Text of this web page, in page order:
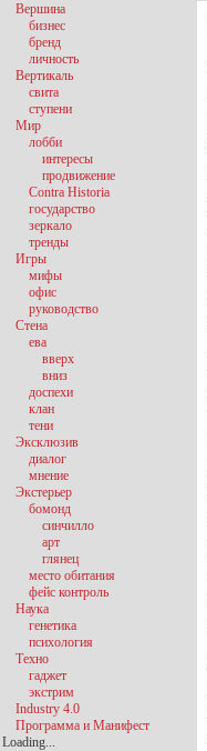
Вершина
бизнес
бренд
личность
Вертикаль
свита
ступени
Мир
лобби
интересы
продвижение
Contra Historia
государство
зеркало
тренды
Игры
мифы
офис
руководство
Стена
ева
вверх
вниз
доспехи
клан
тени
Эксклюзив
диалог
мнение
Экстерьер
бомонд
синчилло
арт
глянец
место обитания
фейс контроль
Наука
генетика
психология
Техно
гаджет
экстрим
Industry 4.0
Программа и Манифест
Loading...